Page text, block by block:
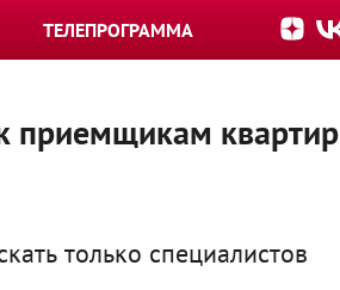
ТЕЛЕПРОГРАММА
приемщикам квартир
только специалистов